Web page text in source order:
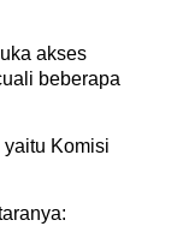
akses
beberapa
Komisi